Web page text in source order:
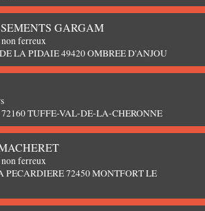
GARGAM
ferreux
LA PIDAIE 49420 OMBREE D'ANJOU
TUFFE-VAL-DE-LA-CHERONNE
ferreux
72450 MONTFORT LE